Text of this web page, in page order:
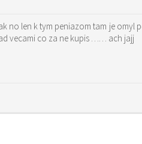
len k tym peniazom tam je omyl
vecami co za ne kupis …… ach jajj